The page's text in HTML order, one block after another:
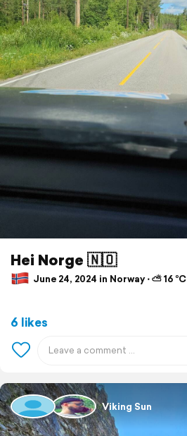
Hei Norge 🇳🇴
June 24, 2024 in Norway ⋅ ⛅ 16 °C
6 likes
Viking Sun